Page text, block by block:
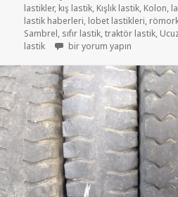
lastikler, kış lastik, Kışlık lastik, Kolon,
lastik haberleri, lobet lastikleri,
Sambrel, sıfır lastik,traktör lastik,
lastik
7-50R16 ÇIKMA KAMYONET
bir yorum yapın